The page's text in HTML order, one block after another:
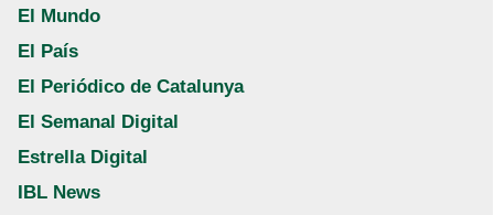
El Mundo
El País
El Periódico de Catalunya
El Semanal Digital
Estrella Digital
IBL News